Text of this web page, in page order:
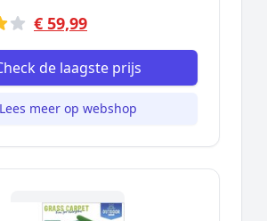
€ 59,99
de laagste prijs
Lees meer op webshop